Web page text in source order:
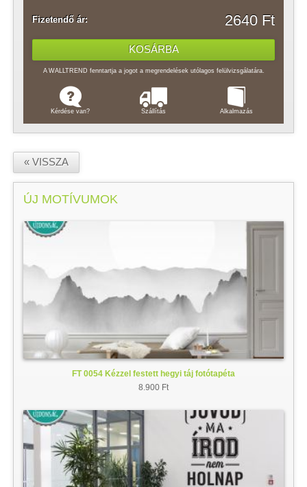
Fizetendő ár: 2640 Ft
A WALLTREND fenntartja a jogot a megrendelések utólagos felülvizsgálatára.
Kérdése van? Szállítás Alkalmazás
« VISSZA
ÚJ MOTÍVUMOK
FT 0054 Kézzel festett hegyi táj fotótapéta
8.900 Ft